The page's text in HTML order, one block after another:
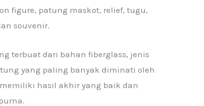
figure, patung maskot, relief, tugu,
souvenir.
terbuat dari bahan fiberglass, jenis
yang paling banyak diminati oleh
hasil akhir yang baik dan